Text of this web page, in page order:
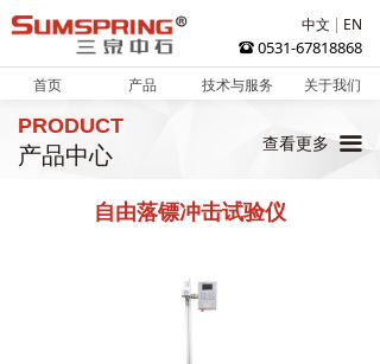
뀰 0531-67818868
中文 EN
首页 产品 技术与服务 关于我们
自由落镖冲击试验仪
PRODUCT
产品中心 查看更多 끀